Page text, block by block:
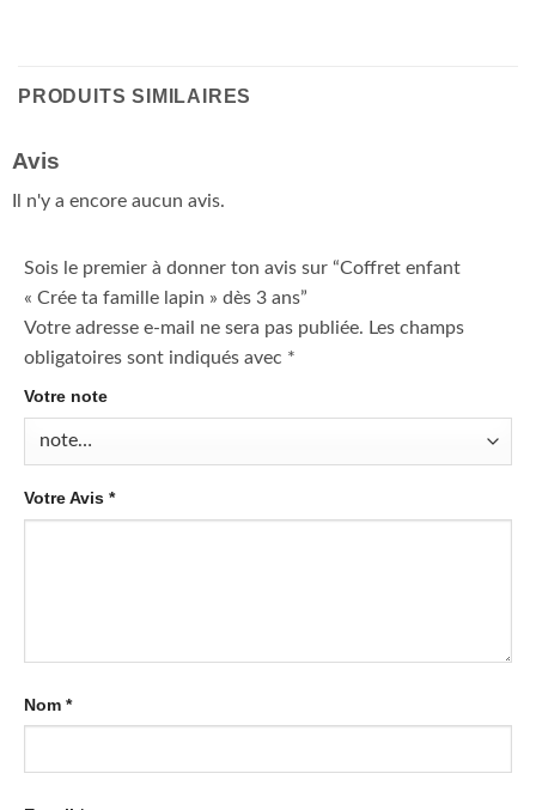
PRODUITS SIMILAIRES
Avis
Il n'y a encore aucun avis.
Sois le premier à donner ton avis sur “Coffret enfant
« Crée ta famille lapin » dès 3 ans”
Votre adresse e-mail ne sera pas publiée. Les champs
obligatoires sont indiqués avec *
Votre note
Votre Avis *
Nom *